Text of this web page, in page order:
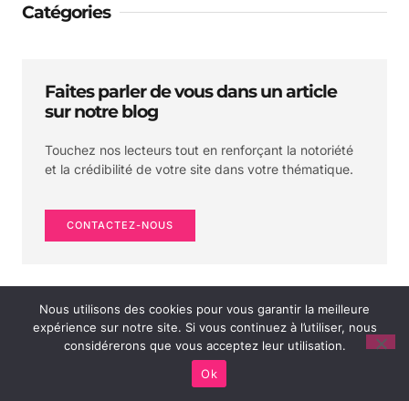
Catégories
Faites parler de vous dans un article
sur notre blog
Touchez nos lecteurs tout en renforçant la notoriété
et la crédibilité de votre site dans votre thématique.
CONTACTEZ-NOUS
Nous utilisons des cookies pour vous garantir la meilleure
expérience sur notre site. Si vous continuez à l’utiliser, nous
considérerons que vous acceptez leur utilisation.
Ok